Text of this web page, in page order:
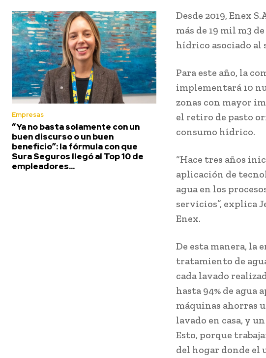
Empresas
“Ya no basta solamente con un
buen discurso o un buen
beneficio”: la fórmula con que
Sura Seguros llegó al Top 10 de
empleadores...
Desde 2019, Enex
más de 19 mil m3
hídrico asociado al
Para este año, la
implementará 10
zonas con mayor
el retiro de pasto
consumo hídrico.
“Hace tres años
aplicación de
agua en los
servicios”, explica
Enex.
De esta manera, la
tratamiento de
cada lavado
hasta 94% de agua
máquinas ahorras
lavado en casa, y
Esto, porque
del hogar donde el